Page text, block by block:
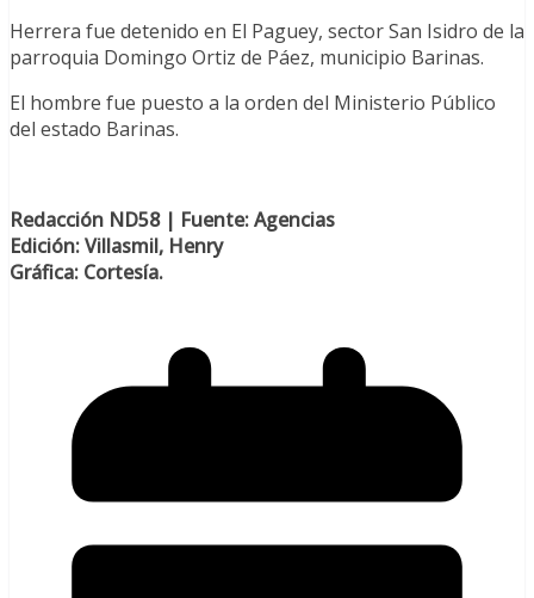
Herrera fue detenido en El Paguey, sector San Isidro de la
parroquia Domingo Ortiz de Páez, municipio Barinas.
El hombre fue puesto a la orden del Ministerio Público
del estado Barinas.
Redacción ND58 | Fuente: Agencias
Edición: Villasmil, Henry
Gráfica: Cortesía.